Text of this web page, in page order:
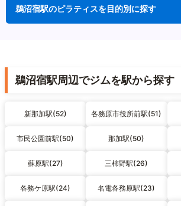
鵜沼宿駅のピラティスを目的別に探す
鵜沼宿駅周辺でジムを駅から探す
新那加駅(52) 各務原市役所前駅(51)
市民公園前駅(50) 那加駅(50)
蘇原駅(27) 三柿野駅(26)
各務ケ原駅(24) 名電各務原駅(23)